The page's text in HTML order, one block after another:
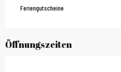
Feriengutscheine
Öffnungszeiten